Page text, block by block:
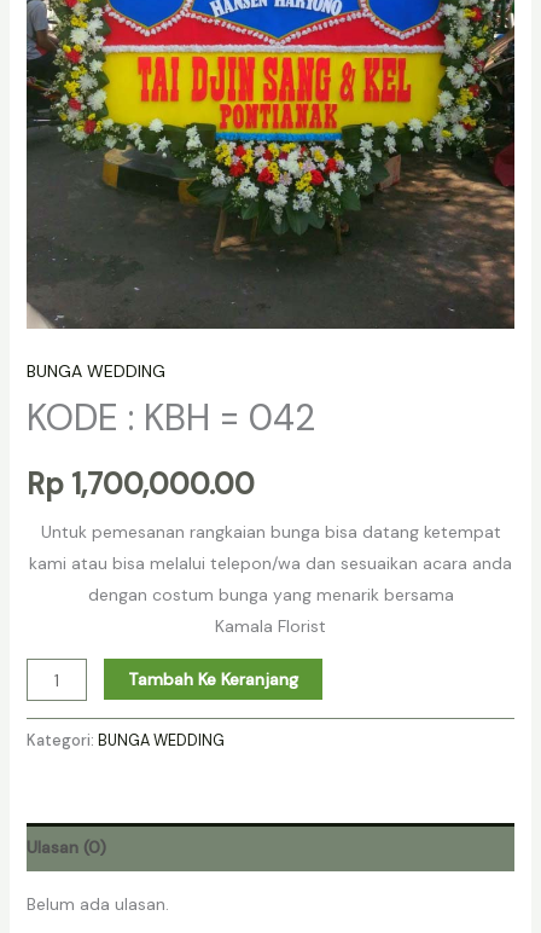
BUNGA WEDDING
KODE : KBH = 042
Rp1,700,000.00
Untuk pemesanan rangkaian bunga bisa datang ketempat
kami atau bisa melalui telepon/wa dan sesuaikan acara anda
dengan costum bunga yang menarik bersama
Kamala Florist
Tambah Ke Keranjang
Kategori: BUNGA WEDDING
Ulasan (0)
Belum ada ulasan.